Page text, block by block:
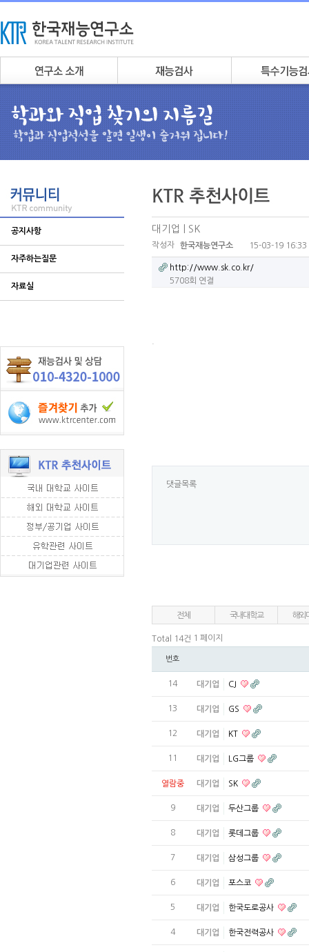
공지사항
자주하는질문
자료실
대기업 | SK
작성자 한국재능연구소 15-03-19 16:33
http://www.sk.co.kr/
5708회 연결
댓글목록
전체 국내대학교 해외
Total 14건 1 페이지
번호
14 대기업 CJ
13 대기업 GS
12 대기업 KT
11 대기업 LG그룹
열람중 대기업 SK
9 대기업 두산그룹
8 대기업 롯데그룹
7 대기업 삼성그룹
6 대기업 포스코
5 대기업 한국도로공사
4 대기업 한국전력공사